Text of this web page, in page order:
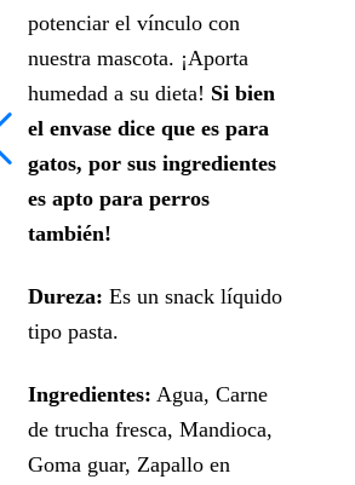
potenciar el vínculo con
nuestra mascota. ¡Aporta
humedad a su dieta! Si bien
el envase dice que es para
gatos, por sus ingredientes
es apto para perros
también!
Dureza: Es un snack líquido
tipo pasta.
Ingredientes: Agua, Carne
de trucha fresca, Mandioca,
Goma guar, Zapallo en